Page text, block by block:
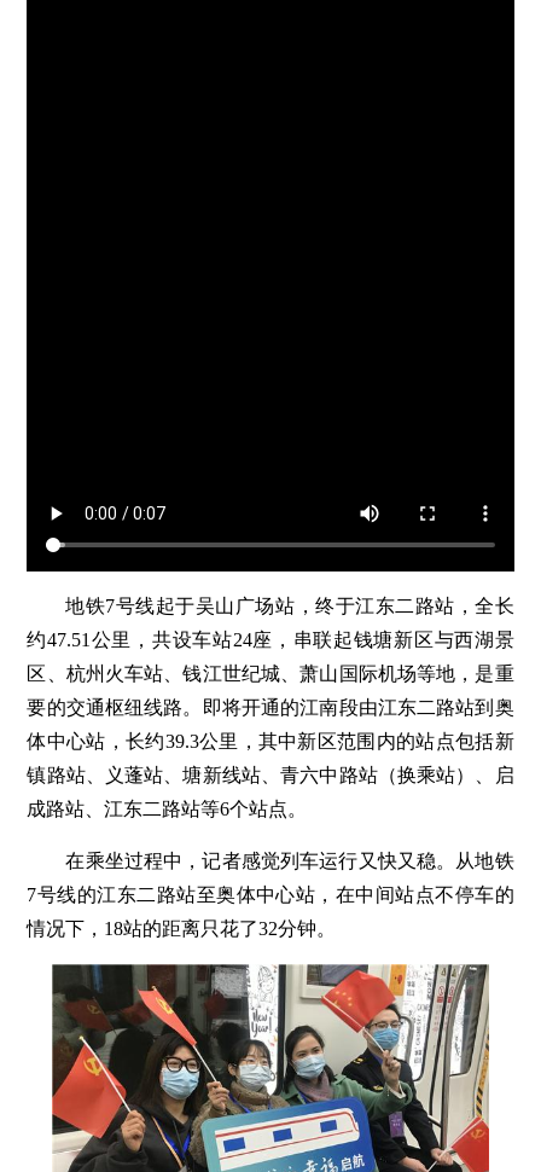
地铁7号线起于吴山广场站，终于江东二路站，全长
约47.51公里，共设车站24座，串联起钱塘新区与西湖景
区、杭州火车站、钱江世纪城、萧山国际机场等地，是重
要的交通枢纽线路。即将开通的江南段由江东二路站到奥
体中心站，长约39.3公里，其中新区范围内的站点包括新
镇路站、义蓬站、塘新线站、青六中路站（换乘站）、启
成路站、江东二路站等6个站点。
在乘坐过程中，记者感觉列车运行又快又稳。从地铁
7号线的江东二路站至奥体中心站，在中间站点不停车的
情况下，18站的距离只花了32分钟。